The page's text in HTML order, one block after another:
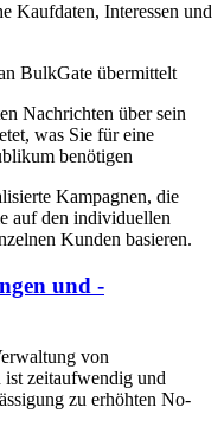
Kaufdaten, Interessen und
BulkGate übermittelt
Nachrichten über sein
was Sie für eine
benötigen
Kampagnen, die
auf den individuellen
Kunden basieren.
und -
von
ist zeitaufwendig und
zu erhöhten No-